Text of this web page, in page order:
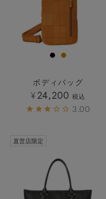
ボディバッグ
¥ 24,200 税込
3.00
直営店限定